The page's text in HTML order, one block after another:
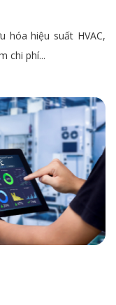
hóa hiệu suất HVAC,
chi phí...